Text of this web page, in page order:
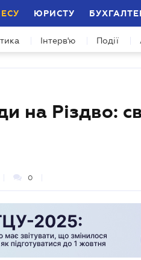
ЮРИСТУ
Інтерв'ю Події
на Різдво:
0